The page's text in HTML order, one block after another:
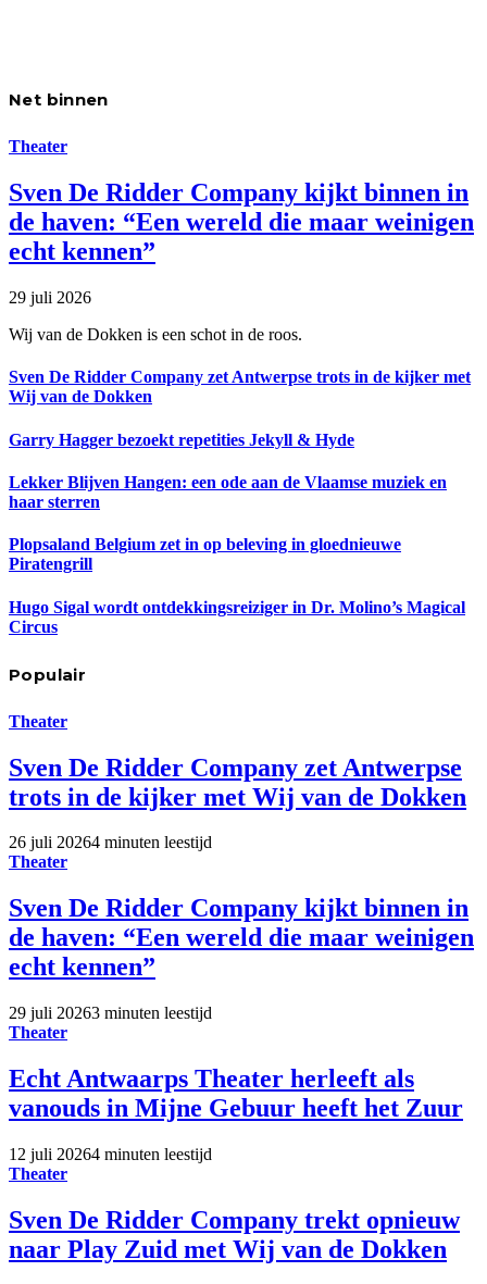
Net binnen
Theater
Sven De Ridder Company kijkt binnen in
de haven: “Een wereld die maar weinigen
echt kennen”
29 juli 2026
Wij van de Dokken is een schot in de roos.
Sven De Ridder Company zet Antwerpse trots in de kijker met
Wij van de Dokken
Garry Hagger bezoekt repetities Jekyll & Hyde
Lekker Blijven Hangen: een ode aan de Vlaamse muziek en
haar sterren
Plopsaland Belgium zet in op beleving in gloednieuwe
Piratengrill
Hugo Sigal wordt ontdekkingsreiziger in Dr. Molino’s Magical
Circus
Populair
Theater
Sven De Ridder Company zet Antwerpse
trots in de kijker met Wij van de Dokken
26 juli 20264 minuten leestijd
Theater
Sven De Ridder Company kijkt binnen in
de haven: “Een wereld die maar weinigen
echt kennen”
29 juli 20263 minuten leestijd
Theater
Echt Antwaarps Theater herleeft als
vanouds in Mijne Gebuur heeft het Zuur
12 juli 20264 minuten leestijd
Theater
Sven De Ridder Company trekt opnieuw
naar Play Zuid met Wij van de Dokken